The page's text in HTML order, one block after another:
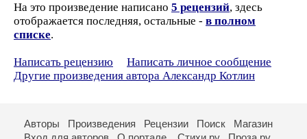
На это произведение написано 5 рецензий, здесь
отображается последняя, остальные - в полном
списке.
Написать рецензию
Написать личное сообщение
Другие произведения автора Александр Котлин
Авторы Произведения Рецензии Поиск
Магазин